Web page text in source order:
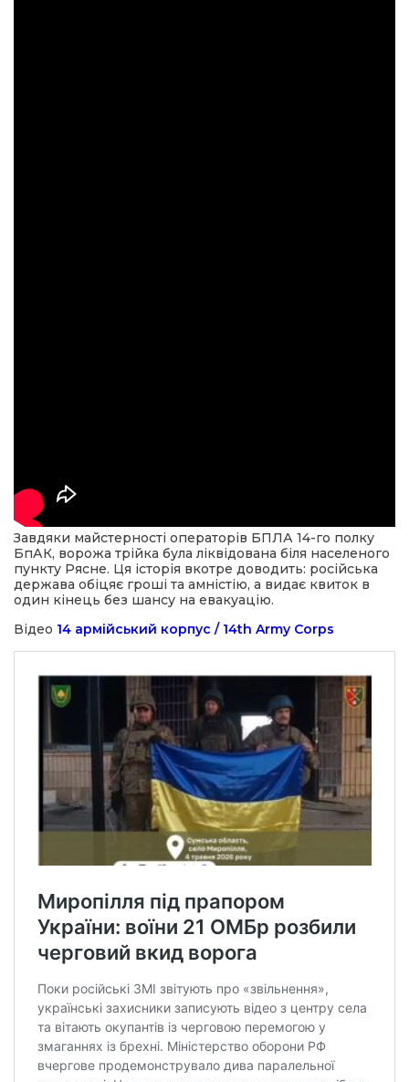
Завдяки майстерності операторів БПЛА 14-го полку
БпАК, ворожа трійка була ліквідована біля населеного
пункту Рясне. Ця історія вкотре доводить: російська
держава обіцяє гроші та амністію, а видає квиток в
один кінець без шансу на евакуацію.
Відео 14 армійський корпус / 14th Army Corps